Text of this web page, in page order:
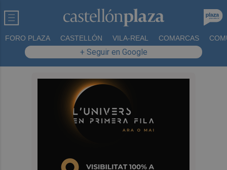
FORO PLAZA CASTELLÓN VILA-REAL COMARCAS
+ Seguir en Google